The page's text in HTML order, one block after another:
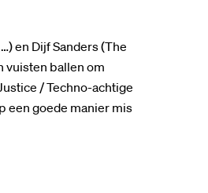
en Dijf Sanders (The
vuisten ballen om
/ Techno-achtige
een goede manier mis